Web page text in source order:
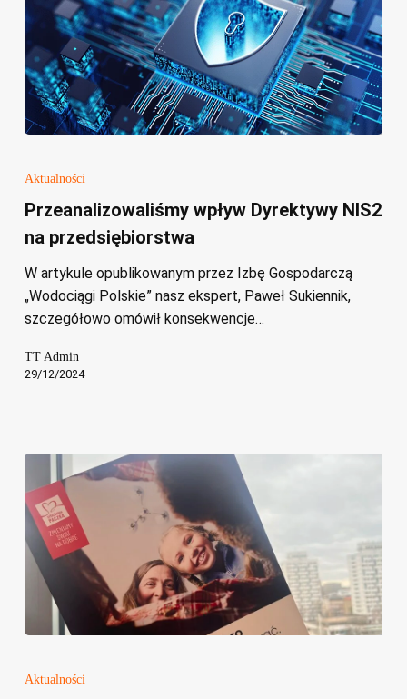
NIS2
na
Aktualności
Przeanalizowaliśmy wpływ Dyrektywy NIS2
na przedsiębiorstwa
W artykule opublikowanym przez Izbę Gospodarczą
„Wodociągi Polskie” nasz ekspert, Paweł Sukiennik,
szczegółowo omówił konsekwencje…
TT Admin
29/12/2024
Aktualności